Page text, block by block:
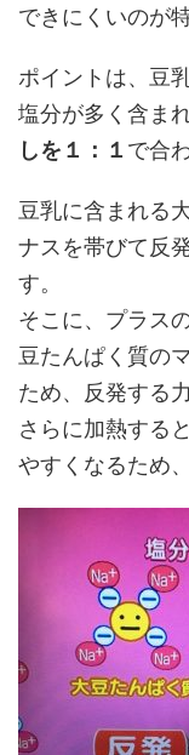
できにくいのが
ポイントは、豆
塩分が多く含ま
しを１：１ で合
豆乳に含まれる
ナスを帯びて反
す。
そこに、プラス
豆たんぱく質の
ため、反発する
さらに加熱する
やすくなるため